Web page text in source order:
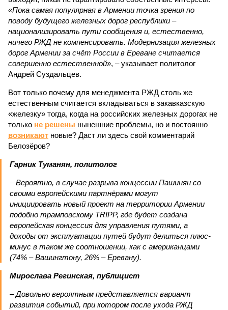
«Пока самая популярная в Армении точка зрения по
поводу будущего железных дорог рес­публики –
национализировать пути сообщения и, естественно,
ничего РЖД не компенсировать. Модернизация железных
дорог Армении за счёт России в Ереване считается
совершенно естественной», – указывает политолог
Андрей Суздальцев.
Вот только почему для менеджмента РЖД столь же
естественным считается вкладываться в закавказскую
«железку» тогда, когда на российских железных дорогах не
только не решены нынешние проблемы, но и постоянно
возникают новые? Даст ли здесь свой комментарий
Белозёров?
Гарник Туманян, политолог
– Вероятно, в случае разрыва концессии Пашинян со
своими европейскими партнёрами могут
инициировать новый проект на территории Армении
подобно трамповскому TRIPP, где будет создана
европейская концессия для управления путями, а
доходы от эксплуатации путей будут делиться плюс-
минус в таком же соотношении, как с американцами
(74% – Вашингтону, 26% – Еревану).
Мирослава Регинская, публицист
– Довольно вероятным представляется вариант
развития событий, при котором после ухода РЖД